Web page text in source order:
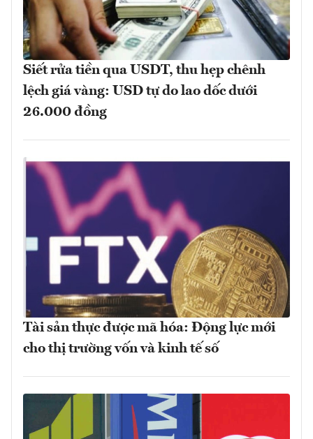
Siết rửa tiền qua USDT, thu hẹp chênh
lệch giá vàng: USD tự do lao dốc dưới
26.000 đồng
Tài sản thực được mã hóa: Động lực mới
cho thị trường vốn và kinh tế số